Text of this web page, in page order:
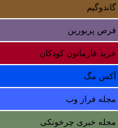
گاندوگیم
قرص پریورین
خرید فارماتون کودکان
آکس مگ
مجله فراز وب
مجله خبری چرخونکی